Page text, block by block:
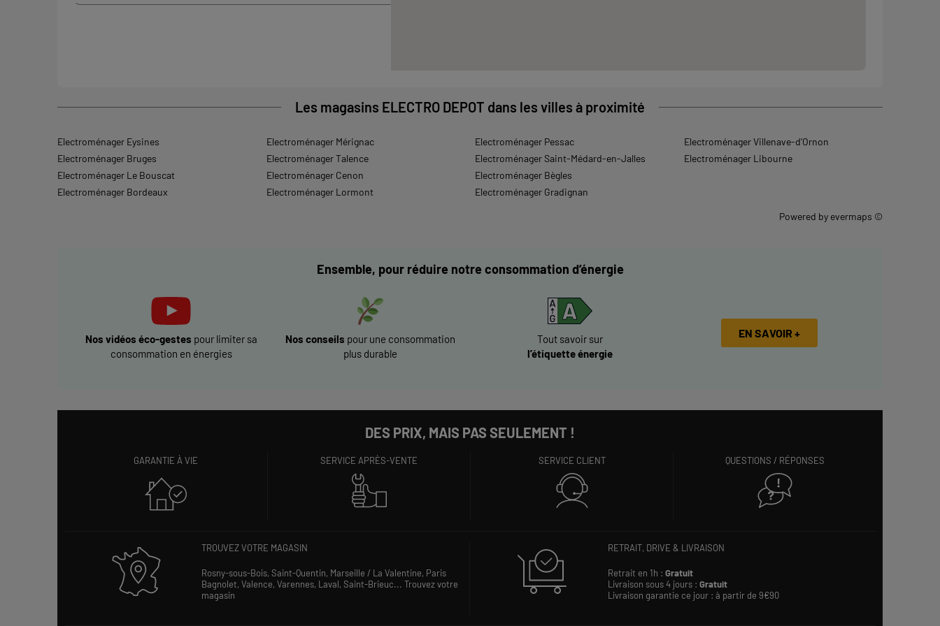
Les magasins ELECTRO DEPOT dans les villes à proximité
Electroménager Eysines
Electroménager Bruges
Electroménager Le Bouscat
Electroménager Bordeaux
Electroménager Mérignac
Electroménager Talence
Electroménager Cenon
Electroménager Lormont
Electroménager Pessac
Electroménager Saint-Médard-en-Jalles
Electroménager Bègles
Electroménager Gradignan
Electroménager Villenave-d'Ornon
Electroménager Libourne
Powered by evermaps ©
Ensemble, pour réduire notre consommation d’énergie
Nos vidéos éco-gestes pour limiter sa
consommation en énergies
Nos conseils pour une consommation
plus durable
Tout savoir sur
l’étiquette énergie
EN SAVOIR +
DES PRIX, MAIS PAS SEULEMENT !
GARANTIE À VIE SERVICE APRÈS-VENTE SERVICE CLIENT QUESTIONS / RÉPONSES
TROUVEZ VOTRE MAGASIN
Rosny-sous-Bois,Saint-Quentin, Marseille / La Valentine, Paris
Bagnolet,Valence,Varennes, Laval,Saint-Brieuc...Trouvez votre
magasin
RETRAIT, DRIVE & LIVRAISON
Retrait en 1h : Gratuit
Livraison sous 4 jours : Gratuit
Livraison garantie ce jour : à partir de 9€90